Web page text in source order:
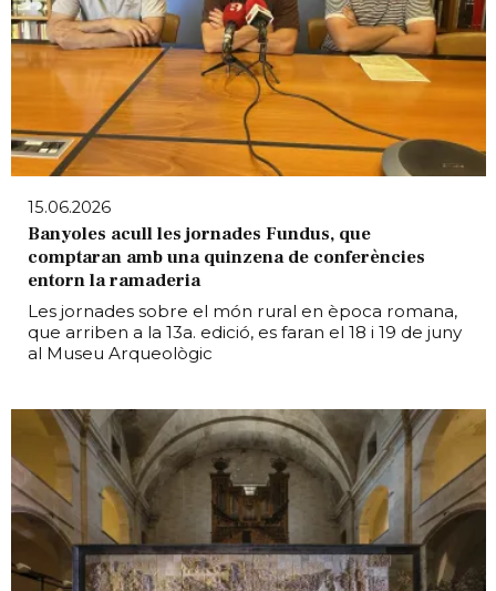
15.06.2026
Banyoles acull les jornades Fundus, que
comptaran amb una quinzena de conferències
entorn la ramaderia
Les jornades sobre el món rural en època romana,
que arriben a la 13a. edició, es faran el 18 i 19 de juny
al Museu Arqueològic